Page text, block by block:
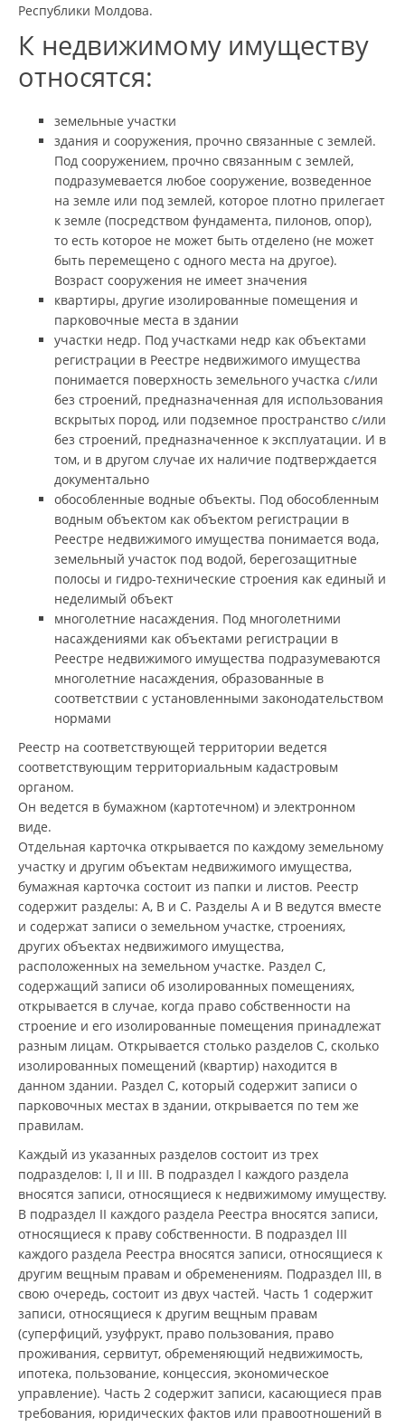
Республики Молдова.
К недвижимому имуществу
относятся:
земельные участки
здания и сооружения, прочно связанные с землей.
Под сооружением, прочно связанным с землей,
подразумевается любое сооружение, возведенное
на земле или под землей, которое плотно прилегает
к земле (посредством фундамента, пилонов, опор),
то есть которое не может быть отделено (не может
быть перемещено с одного места на другое).
Возраст сооружения не имеет значения
квартиры, другие изолированные помещения и
парковочные места в здании
участки недр. Под участками недр как объектами
регистрации в Реестре недвижимого имущества
понимается поверхность земельного участка с/или
без строений, предназначенная для использования
вскрытых пород, или подземное пространство с/или
без строений, предназначенное к эксплуатации. И в
том, и в другом случае их наличие подтверждается
документально
обособленные водные объекты. Под обособленным
водным объектом как объектом регистрации в
Реестре недвижимого имущества понимается вода,
земельный участок под водой, берегозащитные
полосы и гидро-технические строения как единый и
неделимый объект
многолетние насаждения. Под многолетними
насаждениями как объектами регистрации в
Реестре недвижимого имущества подразумеваются
многолетние насаждения, образованные в
соответствии с установленными законодательством
нормами
Реестр на соответствующей территории ведется
соответствующим территориальным кадастровым
органом.
Он ведется в бумажном (картотечном) и электронном
виде.
Отдельная карточка открывается по каждому земельному
участку и другим объектам недвижимого имущества,
бумажная карточка состоит из папки и листов. Реестр
содержит разделы: А, В и С. Разделы А и В ведутся вместе
и содержат записи о земельном участке, строениях,
других объектах недвижимого имущества,
расположенных на земельном участке. Раздел С,
содержащий записи об изолированных помещениях,
открывается в случае, когда право собственности на
строение и его изолированные помещения принадлежат
разным лицам. Открывается столько разделов С, сколько
изолированных помещений (квартир) находится в
данном здании. Раздел С, который содержит записи о
парковочных местах в здании, открывается по тем же
правилам.
Каждый из указанных разделов состоит из трех
подразделов: I, II и III. В подраздел I каждого раздела
вносятся записи, относящиеся к недвижимому имуществу.
В подраздел II каждого раздела Реестра вносятся записи,
относящиеся к праву собственности. В подраздел III
каждого раздела Реестра вносятся записи, относящиеся к
другим вещным правам и обременениям. Подраздел III, в
свою очередь, состоит из двух частей. Часть 1 содержит
записи, относящиеся к другим вещным правам
(суперфиций, узуфрукт, право пользования, право
проживания, сервитут, обременяющий недвижимость,
ипотека, пользование, концессия, экономическое
управление). Часть 2 содержит записи, касающиеся прав
требования, юридических фактов или правоотношений в